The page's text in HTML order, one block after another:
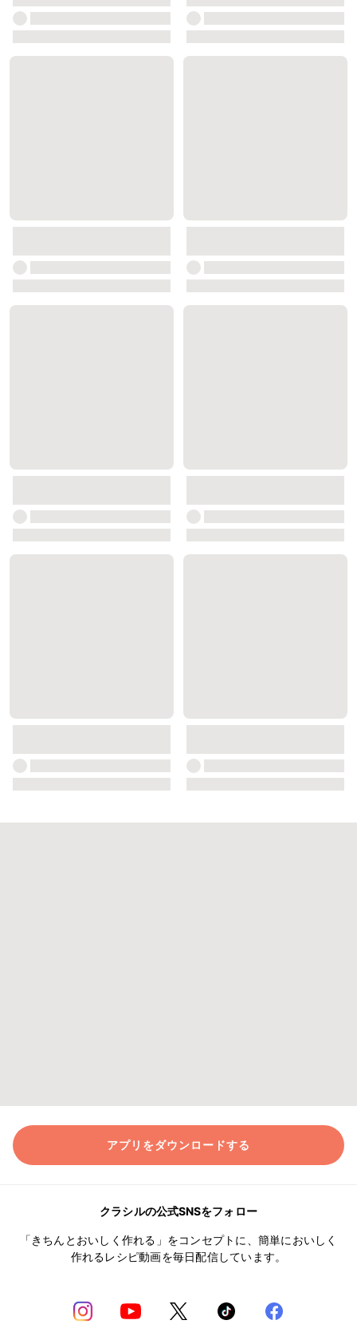
アプリをダウンロードする
クラシルの公式SNSをフォロー
「きちんとおいしく作れる」をコンセプトに、簡単においしく
作れるレシピ動画を毎日配信しています。